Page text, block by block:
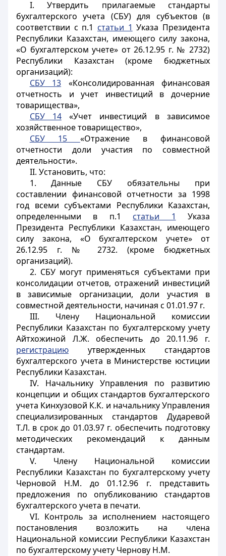
I. Утвердить прилагаемые стандарты
бухгалтерского учета (СБУ) для субъектов (в
соответствии с п.1 статьи 1 Указа Президента
Республики Казахстан, имеющего силу закона,
«О бухгалтерском учете» от 26.12.95 г. № 2732)
Республики Казахстан (кроме бюджетных
организаций):
СБУ 13 «Консолидированная финансовая
отчетность и учет инвестиций в дочерние
товарищества»,
СБУ 14«Учет инвестиций в зависимое
хозяйственное товарищество»,
СБУ 15 «Отражение в финансовой
отчетности доли участия по совместной
деятельности».
II. Установить, что:
1. Данные СБУ обязательны при
составлении финансовой отчетности за 1998
год всеми субъектами Республики Казахстан,
определенными в п.1 статьи 1
Указа
Президента Республики Казахстан, имеющего
силу закона, «О бухгалтерском учете» от
26.12.95 г. № 2732. (кроме бюджетных
организаций).
2. СБУ могут применяться субъектами при
консолидации отчетов, отражений инвестиций
в зависимые организации, доли участия в
совместной деятельности, начиная с 01.01.97 г.
III. Члену Национальной комиссии
Республики Казахстан по бухгалтерскому учету
Айтхожиной Л.Ж. обеспечить до 20.11.96 г.
регистрацию утвержденных стандартов
бухгалтерского учета в Министерстве юстиции
Республики Казахстан.
IV. Начальнику Управления по развитию
концепции и общих стандартов бухгалтерского
учета Кинхузовой К.К. и начальнику Управления
специализированных стандартов Дударевой
Т.Л. в срок до 01.03.97 г. обеспечить подготовку
методических рекомендаций к данным
стандартам.
V. Члену Национальной комиссии
Республики Казахстан по бухгалтерскому учету
Черновой Н.М. до 01.12.96 г. представить
предложения по опубликованию стандартов
бухгалтерского учета в печати.
VI. Контроль за исполнением настоящего
постановления возложить на члена
Национальной комиссии Республики Казахстан
по бухгалтерскому учету Чернову Н.М.